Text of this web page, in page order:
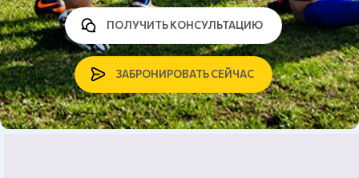
ЗАБРОНИРОВАТЬ СЕЙЧАС
ПОЛУЧИТЬ КОНСУЛЬТАЦИЮ